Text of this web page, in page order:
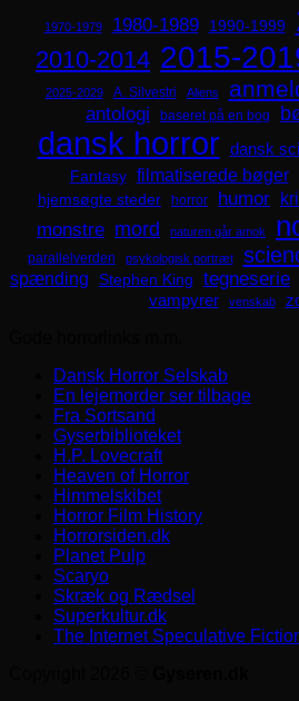
1970-1979 1980-1989 1990-1999
2010-2014 2015-
2025-2029 A. Silvestri Aliens
antologi baseret på en bog
dansk horror dansk
Fantasy filmatiserede bøger
hjemsøgte steder
horror humor
monstre mord naturen går amok
parallelverden psykologisk portræt
spænding Stephen King tegneserie
vampyrer venskab
Dansk Horror Selskab
En lejemorder ser tilbage
Fra Sortsand
Gyserbiblioteket
H.P. Lovecraft
Heaven of Horror
Himmelskibet
Horror Film History
Horrorsiden.dk
Planet Pulp
Scaryo
Skræk og Rædsel
Superkultur.dk
The Internet Speculative